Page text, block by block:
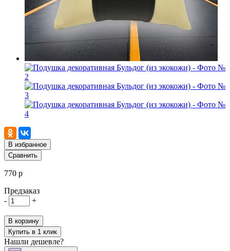
В избранное
Сравнить
770 р
Предзаказ
-
+
В корзину
Купить в 1 клик
Нашли дешевле?